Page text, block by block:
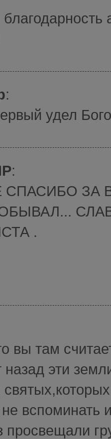
:
удел
:
ЗА
.
вы там
назад эти
вспоминать
просвещали